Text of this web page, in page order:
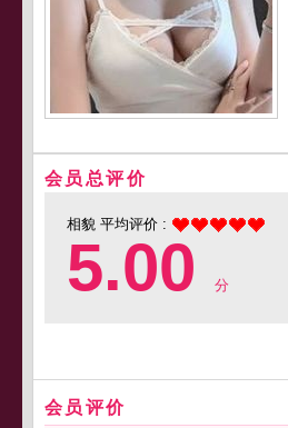
会员总评价
相貌 平均评价 :
5.00 分
会员评价